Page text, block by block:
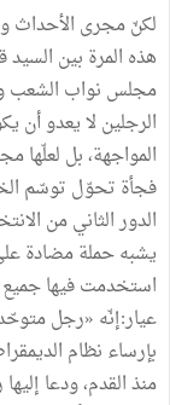
لكنّ مجرى الأحداث
هذه المرة بين
مجلس نواب الشعب
الرجلين لا يعدو
المواجهة، بل لعلّها
فجأة تحوّل توسّم
الدور الثاني من
يشبه حملة مضادة
استخدمت فيها جميع
عيار:إنّه «رجل
بإرساء نظام
منذ القدم، ودعا